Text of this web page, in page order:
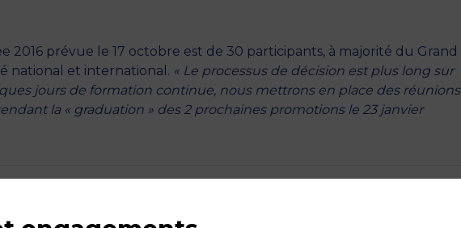
2016 prévue le 17 octobre est de 30 participants, à majorité du Grand
national et international. « Le processus de décision est plus long sur
jours de formation continue, nous mettrons en place des réunions
la « graduation » des 2 prochaines promotions le 23 janvier